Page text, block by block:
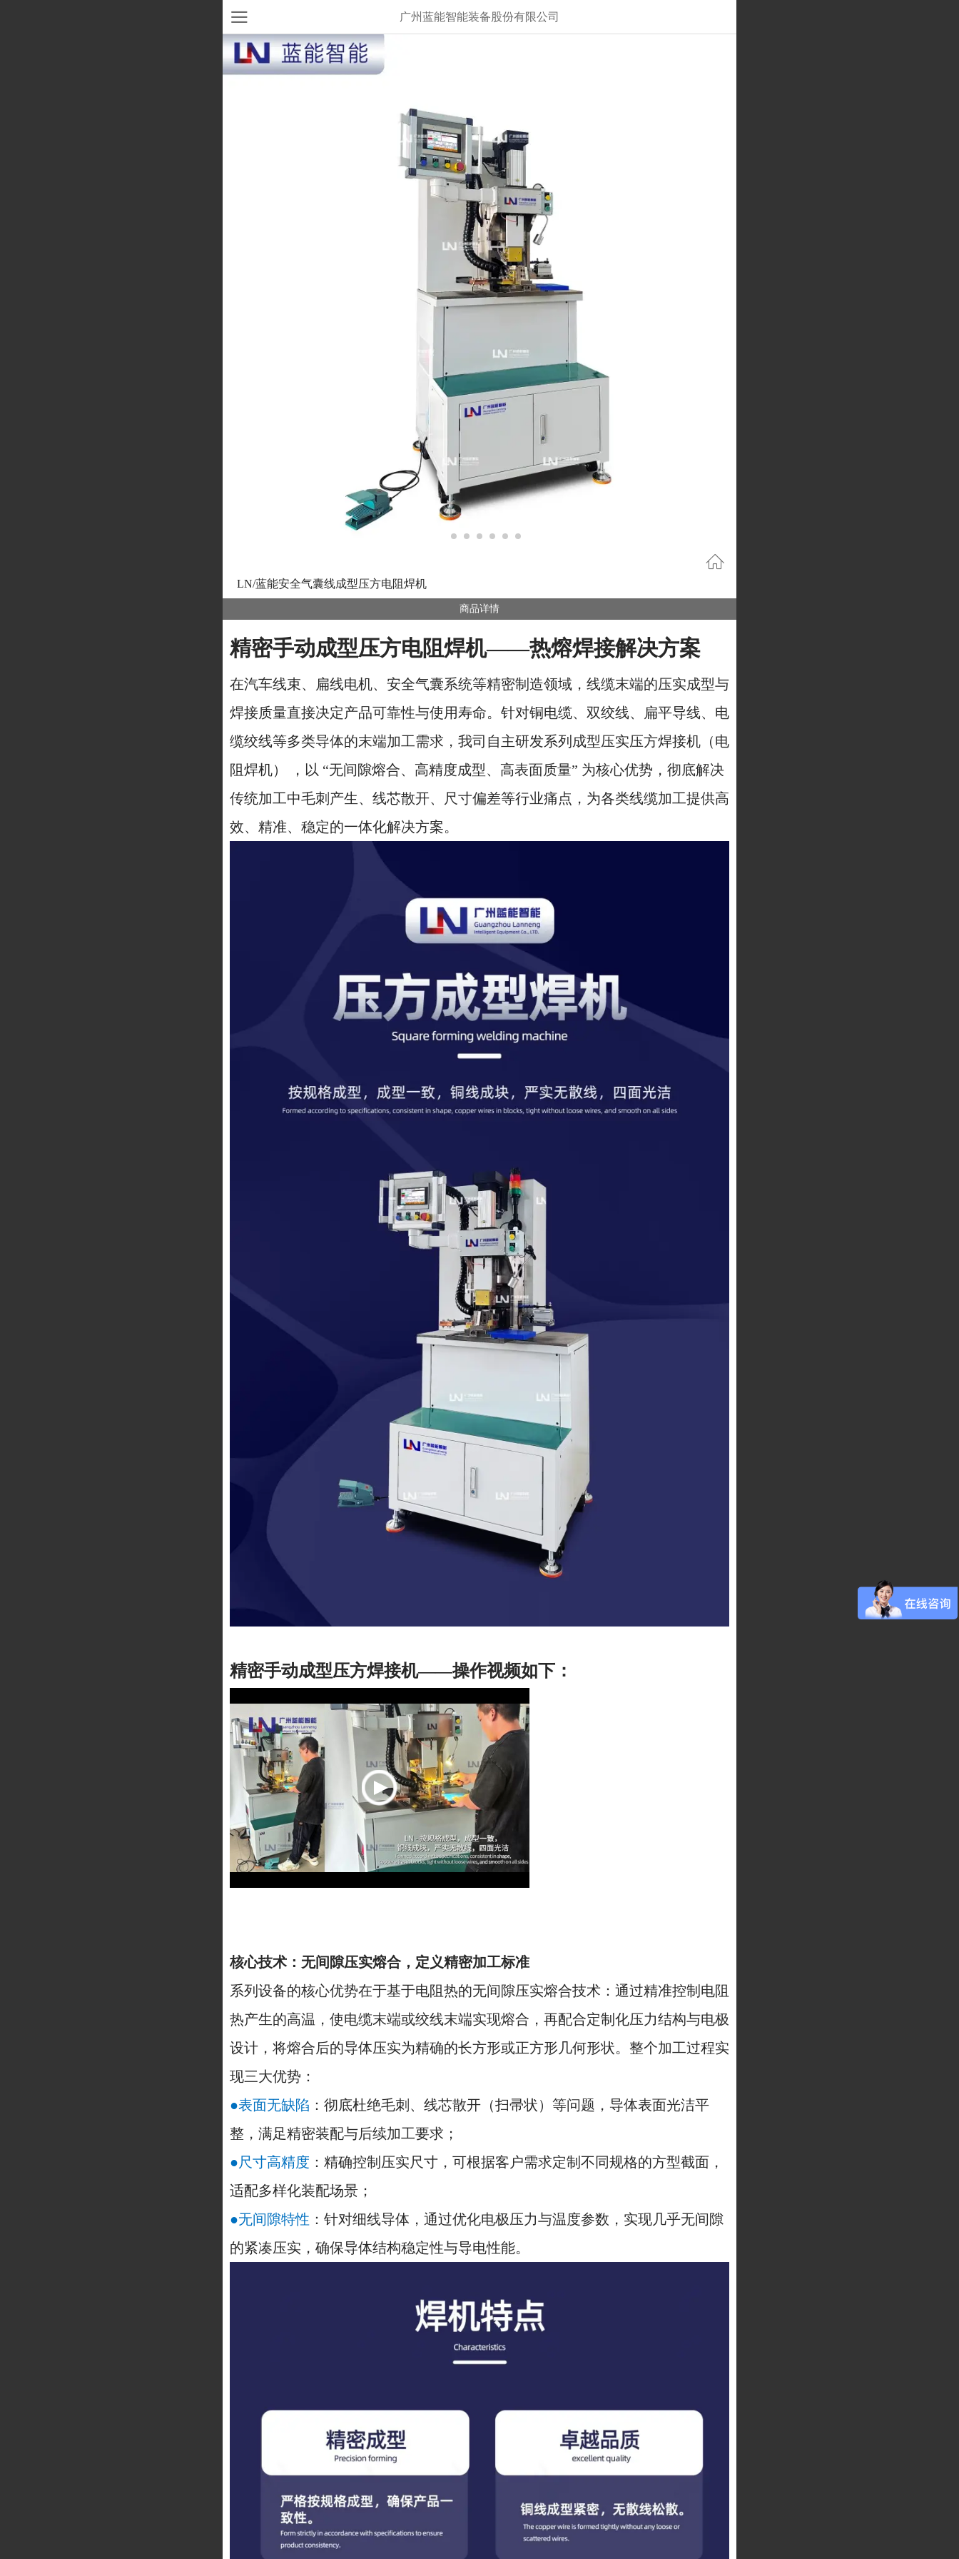
广州蓝能智能装备股份有限公司
LN/蓝能安全气囊线成型压方电阻焊机
商品详情
精密手动成型压方电阻焊机——热熔焊接解决方案
在汽车线束、扁线电机、安全气囊系统等精密制造领域，线缆末端的压实成型与
焊接质量直接决定产品可靠性与使用寿命。针对铜电缆、双绞线、扁平导线、电
缆绞线等多类导体的末端加工需求，我司自主研发系列成型压实压方焊接机（电
阻焊机） ，以 “无间隙熔合、高精度成型、高表面质量” 为核心优势，彻底解决
传统加工中毛刺产生、线芯散开、尺寸偏差等行业痛点，为各类线缆加工提供高
效、精准、稳定的一体化解决方案。
精密手动成型压方焊接机——操作视频如下：
核心技术：无间隙压实熔合，定义精密加工标准
系列设备的核心优势在于基于电阻热的无间隙压实熔合技术：通过精准控制电阻
热产生的高温，使电缆末端或绞线末端实现熔合，再配合定制化压力结构与电极
设计，将熔合后的导体压实为精确的长方形或正方形几何形状。整个加工过程实
现三大优势：
●表面无缺陷 ：彻底杜绝毛刺、线芯散开（扫帚状）等问题，导体表面光洁平
整，满足精密装配与后续加工要求；
●尺寸高精度 ：精确控制压实尺寸，可根据客户需求定制不同规格的方型截面，
适配多样化装配场景；
●无间隙特性 ：针对细线导体，通过优化电极压力与温度参数，实现几乎无间隙
的紧凑压实，确保导体结构稳定性与导电性能。